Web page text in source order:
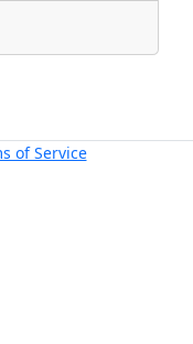
of Service